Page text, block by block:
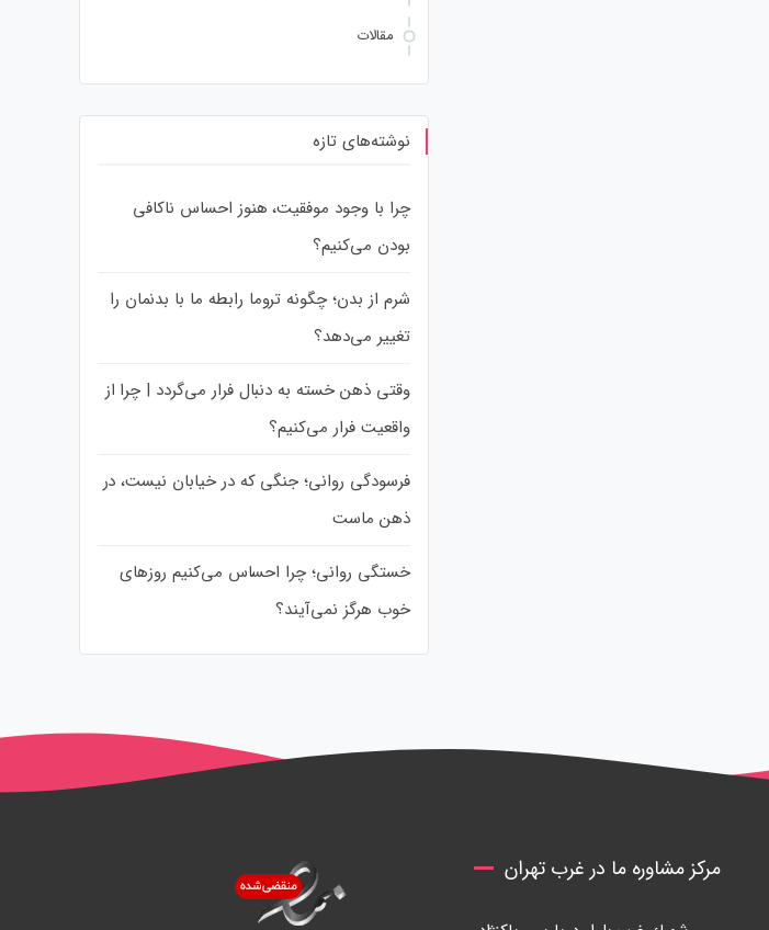
مقالات
نوشته‌های تازه
چرا با وجود موفقیت، هنوز احساس ناکافی
بودن می‌کنیم؟
شرم از بدن؛ چگونه تروما رابطه ما با بدنمان را
تغییر می‌دهد؟
وقتی ذهن خسته به دنبال فرار می‌گردد | چرا از
واقعیت فرار می‌کنیم؟
فرسودگی روانی؛ جنگی که در خیابان نیست، در
ذهن ماست
خستگی روانی؛ چرا احساس می‌کنیم روزهای
خوب هرگز نمی‌آیند؟
مرکز مشاوره ما در غرب تهران